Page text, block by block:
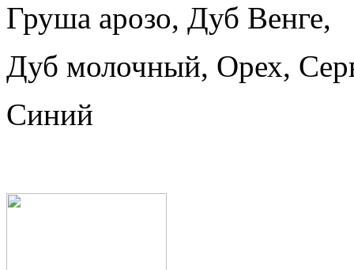
Груша арозо, Дуб Венге,
Дуб молочный, Орех,
Синий